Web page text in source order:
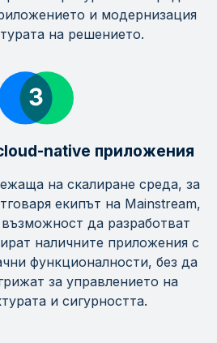
и модернизация
на решението.
native приложения
на скалиране среда, за
екипът на Mainstream,
да разработват
наличните приложения с
функционалности, без да
за управлението на
и сигурността.